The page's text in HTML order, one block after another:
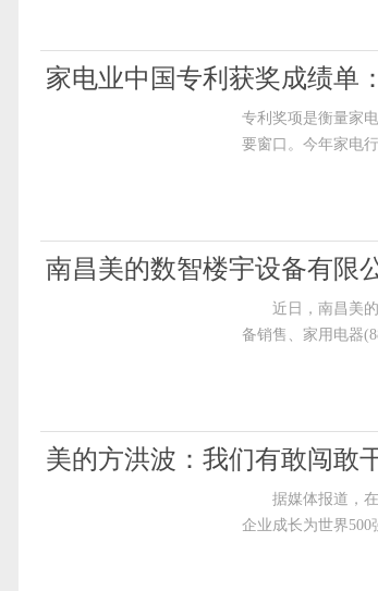
家电业中国专利获奖成绩单
专利奖项是衡量家
要窗口。今年家电
南昌美的数智楼宇设备有限
近日，南昌美的
备销售、家用电器
美的方洪波：我们有敢闯敢
据媒体报道，在
企业成长为世界